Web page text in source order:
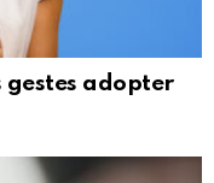
gestes adopter